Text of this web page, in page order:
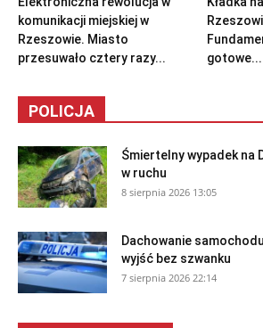
komunikacji miejskiej w
Rzeszowie. Miasto
przesuwało cztery razy...
gotowe...
POLICJA
Śmiertelny wypadek na
w ruchu
8 sierpnia 2026 13:05
Dachowanie
wyjść bez szwanku
7 sierpnia 2026 22:14